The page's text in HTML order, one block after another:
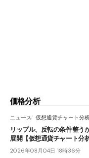
価格分析
ニュース 仮想通貨チャート分
リップル、反転の条件整
展開【仮想通貨チャート分
2026年08月04日 18時36分